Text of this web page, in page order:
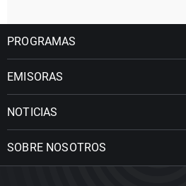
PROGRAMAS
EMISORAS
NOTICIAS
SOBRE NOSOTROS